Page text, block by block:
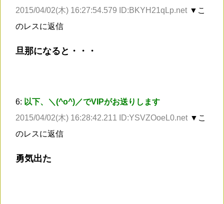
2015/04/02(木) 16:27:54.579 ID:BKYH21qLp.net ▼こ
のレスに返信
旦那になると・・・
6: 以下、＼(^o^)／でVIPがお送りします
2015/04/02(木) 16:28:42.211 ID:YSVZOoeL0.net ▼こ
のレスに返信
勇気出た